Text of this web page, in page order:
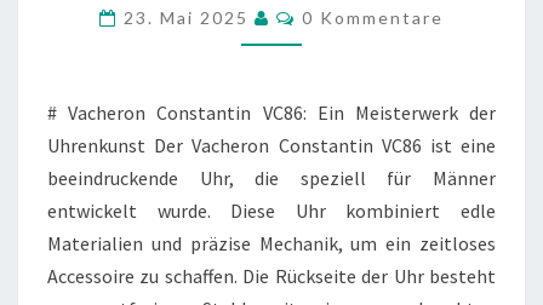
23. Mai 2025 Kommentare
0 Kommentare
# Vacheron Constantin VC86: Ein Meisterwerk der
Uhrenkunst Der Vacheron Constantin VC86 ist eine
beeindruckende Uhr, die speziell für Männer
entwickelt wurde. Diese Uhr kombiniert edle
Materialien und präzise Mechanik, um ein zeitloses
Accessoire zu schaffen. Die Rückseite der Uhr besteht